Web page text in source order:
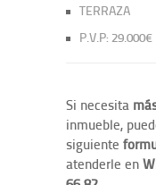
TERRAZA
P.V.P: 29.000€
Si necesita
inmueble,
siguiente
atenderle en